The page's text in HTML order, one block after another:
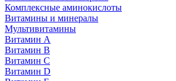
Комплексные аминокислоты
Витамины и минералы
Мультивитамины
Витамин A
Витамин B
Витамин C
Витамин D